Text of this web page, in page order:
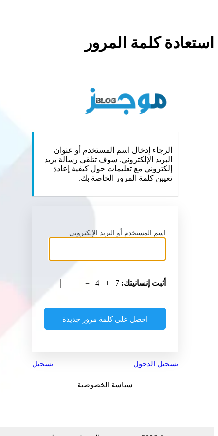
استعادة كلمة المرور
الرجاء إدخال اسم المستخدم أو عنوان
البريد الإلكتروني. سوف تتلقى رسالة بريد
إلكتروني مع تعليمات حول كيفية إعادة
تعيين كلمة المرور الخاصة بك.
اسم المستخدم أو البريد الإلكتروني
أثبت إنسانيتك:7 + 4 =
تسجيل الدخول تسجيل
سياسة الخصوصية